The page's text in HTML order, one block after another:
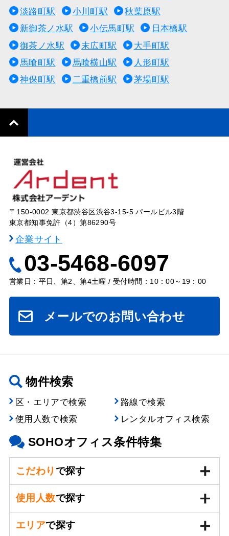
淡路町駅
小川町駅
秋葉原駅
新御茶ノ水駅
小伝馬町駅
日本橋駅
御茶ノ水駅
末広町駅
大手町駅
馬喰町駅
馬喰横山駅
人形町駅
神保町駅
二重橋前駅 茅場町駅
〒150-0002 東京都渋谷区渋谷3-15-5 パールビル3階
東京都知事免許（4）第86290号
企業サイト
03-5468-6097
営業日：平日、第2、第4土曜 / 受付時間：10：00～19：00
メールでのお問い合わせ
物件検索
区・エリアで検索
路線で検索
使用人数で検索
レンタルオフィス検索
SOHOオフィス条件特集
こだわり で探す
使用人数で探す
エリアで探す